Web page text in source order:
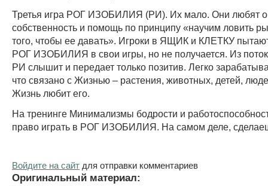
Третья игра РОГ ИЗОБИЛИЯ (РИ). Их мало. Они любят
собственность и помощь по принципу «научим ловить
того, чтобы ее давать». Игроки в ЯЩИК и КЛЕТКУ
РОГ ИЗОБИЛИЯ в свои игры, но не получается. Из
РИ слышит и передает только позитив. Легко
что связано с Жизнью – растения, животных, детей,
Жизнь любит его.
На тренинге Минимализмы бодрости и
право играть в РОГ ИЗОБИЛИЯ. На самом деле,
Войдите на сайт для отправки комментариев
Оригинальный материал: